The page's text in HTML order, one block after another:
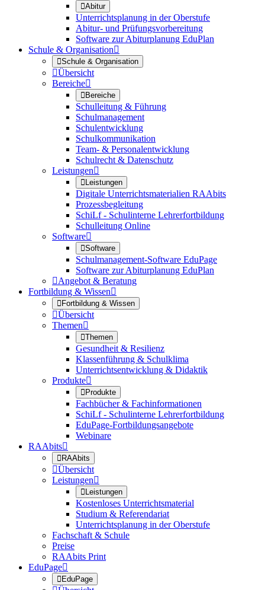
Abitur
Unterrichtsplanung in der Oberstufe
Abitur- und Prüfungsvorbereitung
Software zur Abiturplanung EduPlan
Schule & Organisation
Schule & Organisation
Übersicht
Bereiche
Bereiche
Schulleitung & Führung
Schulmanagement
Schulentwicklung
Schulkommunikation
Team- & Personalentwicklung
Schulrecht & Datenschutz
Leistungen
Leistungen
Digitale Unterrichtsmaterialien RAAbits
Prozessbegleitung
SchiLf - Schulinterne Lehrerfortbildung
Schulleitung Online
Software
Software
Schulmanagement-Software EduPage
Software zur Abiturplanung EduPlan
Angebot & Beratung
Fortbildung & Wissen
Fortbildung & Wissen
Übersicht
Themen
Themen
Gesundheit & Resilienz
Klassenführung & Schulklima
Unterrichtsentwicklung & Didaktik
Produkte
Produkte
Fachbücher & Fachinformationen
SchiLf - Schulinterne Lehrerfortbildung
EduPage-Fortbildungsangebote
Webinare
RAAbits
RAAbits
Übersicht
Leistungen
Leistungen
Kostenloses Unterrichtsmaterial
Studium & Referendariat
Unterrichtsplanung in der Oberstufe
Fachschaft & Schule
Preise
RAAbits Print
EduPage
EduPage